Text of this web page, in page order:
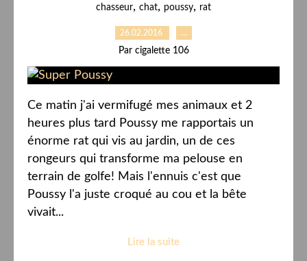
chasseur, chat, poussy, rat
26.02.2016 …
Par cigalette 106
Ce matin j'ai vermifugé mes animaux et 2
heures plus tard Poussy me rapportais un
énorme rat qui vis au jardin, un de ces
rongeurs qui transforme ma pelouse en
terrain de golfe! Mais l'ennuis c'est que
Poussy l'a juste croqué au cou et la bête
vivait...
Lire la suite